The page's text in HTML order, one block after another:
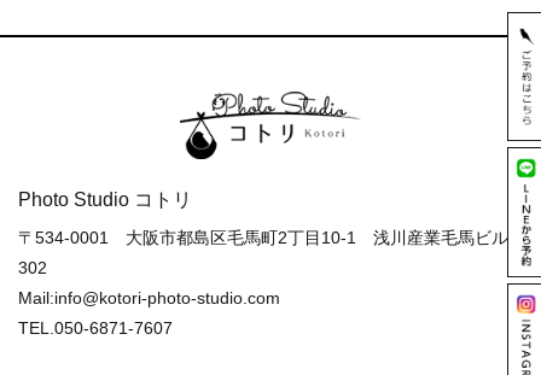
Photo Studio コトリ
〒534-0001 大阪市都島区毛馬町2丁目10-1 浅川産業毛馬ビル
302
Mail:info@kotori-photo-studio.com
TEL.050-6871-7607